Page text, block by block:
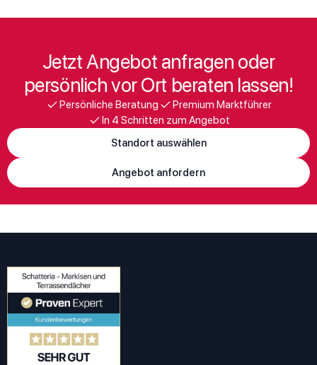
Jetzt Angebot anfragen oder
persönlich vor Ort beraten lassen!
Persönliche Beratung
Premium Marktführer
In 4 Schritten zum Angebot
Standort auswählen
Angebot anfordern